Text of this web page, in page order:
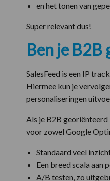
en het tonen van
Super relevant dus!
Ben je B2B
SalesFeed is een IP
Hiermee kun je
personaliseringen
Als je B2B georiënteerd
voor zowel Google
Standaard veel
Een breed scala aan
A/B testen, zo